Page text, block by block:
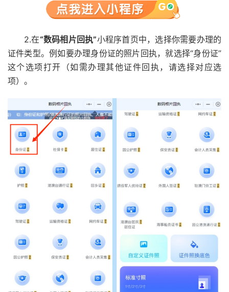
2.在“数码相片回执”小程序首页中，选择你需要办理的
证件类型。例如要办理身份证的照片回执，就选择“身份证”
这个选项打开（如需办理其他证件回执，请选择对应选
项）。